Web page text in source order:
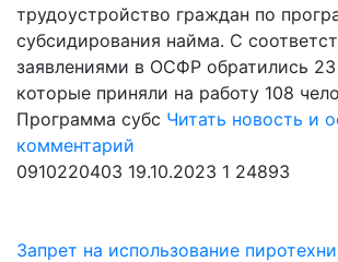
трудоустройство граждан по
субсидирования найма. С
заявлениями в ОСФР обратились 23
которые приняли на работу 108
Программа субс Читать новость и
комментарий
0910220403 19.10.2023 1 24893
Запрет на использование